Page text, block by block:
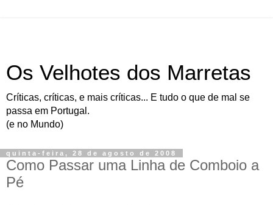
Os Velhotes dos Marretas
Críticas, críticas, e mais críticas... E tudo o que de mal se
passa em Portugal.
(e no Mundo)
quinta-feira, 28 de agosto de 2008
Como Passar uma Linha de Comboio a
Pé